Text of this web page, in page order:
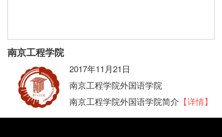
南京工程学院
2017年11月21日
南京工程学院外国语学院
南京工程学院外国语学院简介 【详情】